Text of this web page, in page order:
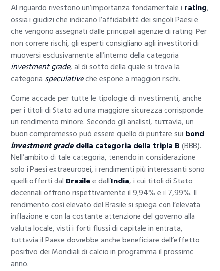
Al riguardo rivestono un’importanza fondamentale i rating,
ossia i giudizi che indicano l’affidabilità dei singoli Paesi e
che vengono assegnati dalle principali agenzie di rating. Per
non correre rischi, gli esperti consigliano agli investitori di
muoversi esclusivamente all’interno della categoria
investment grade, al di sotto della quale si trova la
categoria speculativeche espone a maggiori rischi.
Come accade per tutte le tipologie di investimenti, anche
per i titoli di Stato ad una maggiore sicurezza corrisponde
un rendimento minore. Secondo gli analisti, tuttavia, un
buon compromesso può essere quello di puntare sui bond
investment gradedella categoria della tripla B(BBB).
Nell’ambito di tale categoria, tenendo in considerazione
solo i Paesi extraeuropei, i rendimenti più interessanti sono
quelli offerti dal Brasilee dall’India, i cui titoli di Stato
decennali offrono rispettivamente il 9,94% e il 7,99%. Il
rendimento così elevato del Brasile si spiega con l’elevata
inflazione e con la costante attenzione del governo alla
valuta locale, visti i forti flussi di capitale in entrata,
tuttavia il Paese dovrebbe anche beneficiare dell’effetto
positivo dei Mondiali di calcio in programma il prossimo
anno.